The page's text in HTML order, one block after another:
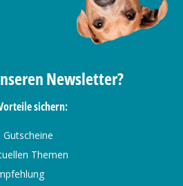
Newsletter?
sichern:
Themen